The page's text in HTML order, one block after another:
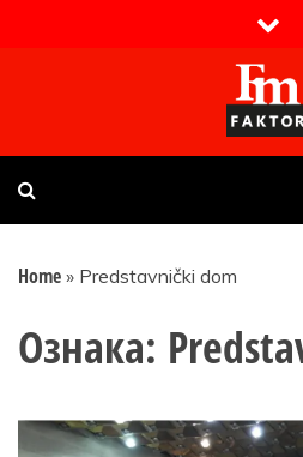
Faktor magazin
Uvijek presudan
Home » Predstavnički dom
Ознака: